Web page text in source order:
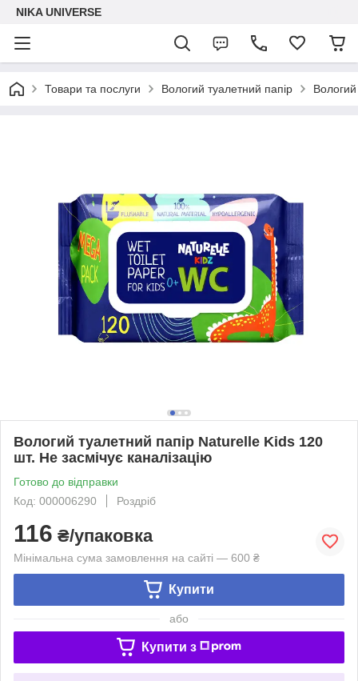
NIKA UNIVERSE
Товари та послуги Вологий туалетний папір
Вологий туалетний папір Naturelle Kids 120
шт. Не засмічує каналізацію
Готово до відправки
Код: 000006290
Роздріб
116 ₴/упаковка
Мінімальна сума замовлення на сайті — 600 ₴
Купити
або
Купити з